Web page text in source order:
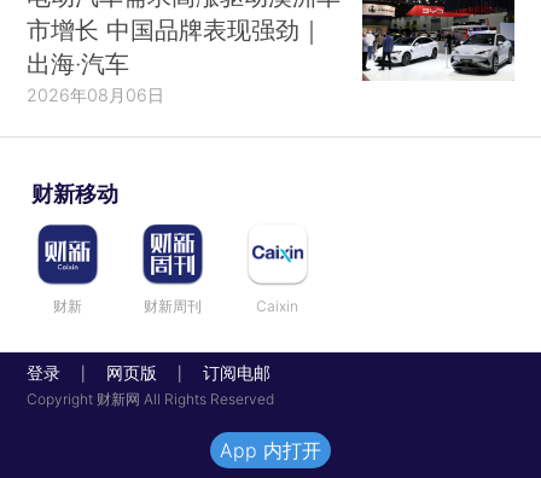
市增长 中国品牌表现强劲｜
出海·汽车
2026年08月06日
财新移动
财新 财新周刊 Caixin
登录 网页版 订阅电邮
Copyright 财新网 All Rights Reserved
App 内打开